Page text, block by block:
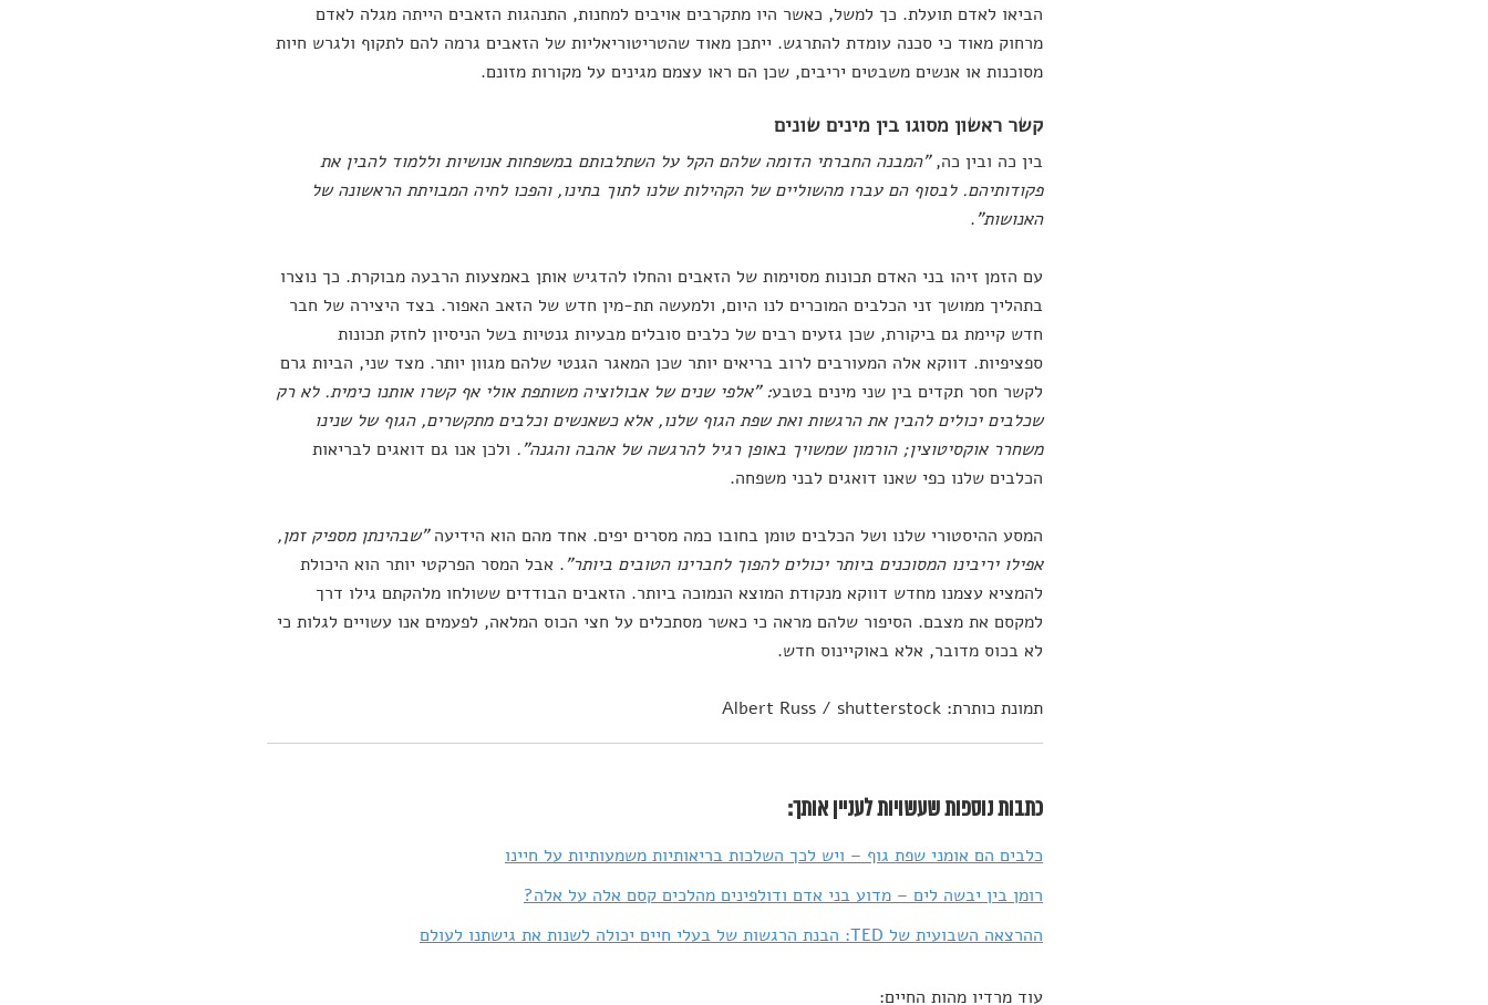
הביאו לאדם תועלת. כך למשל, כאשר היו מתקרבים אויבים למחנות, התנהגות הזאבים הייתה מגלה לאדם
מרחוק מאוד כי סכנה עומדת להתרגש. ייתכן מאוד שהטריטוריאליות של הזאבים גרמה להם לתקוף ולגרש חיות
מסוכנות או אנשים משבטים יריבים, שכן הם ראו עצמם מגינים על מקורות מזונם.
קשר ראשון מסוגו בין מינים שונים
בין כה ובין כה,"המבנה החברתי הדומה שלהם הקל על השתלבותם במשפחות אנושיות וללמוד להבין את
פקודותיהם. לבסוף הם עברו מהשוליים של הקהילות שלנו לתוך בתינו, והפכו לחיה המבויתת הראשונה של
האנושות".
עם הזמן זיהו בני האדם תכונות מסוימות של הזאבים והחלו להדגיש אותן באמצעות הרבעה מבוקרת. כך נוצרו
בתהליך ממושך זני הכלבים המוכרים לנו היום, ולמעשה תת-מין חדש של הזאב האפור. בצד היצירה של חבר
חדש קיימת גם ביקורת, שכן גזעים רבים של כלבים סובלים מבעיות גנטיות בשל הניסיון לחזק תכונות
ספציפיות. דווקא אלה המעורבים לרוב בריאים יותר שכן המאגר הגנטי שלהם מגוון יותר. מצד שני, הביות גרם
לקשר חסר תקדים בין שני מינים בטבע: "אלפי שנים של אבולוציה משותפת אולי אף קשרו אותנו כימית. לא רק
שכלבים יכולים להבין את הרגשות ואת שפת הגוף שלנו, אלא כשאנשים וכלבים מתקשרים, הגוף של שנינו
משחרר אוקסיטוצין; הורמון שמשויך באופן רגיל להרגשה של אהבה והגנה". ולכן אנו גם דואגים לבריאות
הכלבים שלנו כפי שאנו דואגים לבני משפחה.
המסע ההיסטורי שלנו ושל הכלבים טומן בחובו כמה מסרים יפים. אחד מהם הוא הידיעה"שבהינתן מספיק זמן,
אפילו יריבינו המסוכנים ביותר יכולים להפוך לחברינו הטובים ביותר". אבל המסר הפרקטי יותר הוא היכולת
להמציא עצמנו מחדש דווקא מנקודת המוצא הנמוכה ביותר. הזאבים הבודדים ששולחו מלהקתם גילו דרך
למקסם את מצבם. הסיפור שלהם מראה כי כאשר מסתכלים על חצי הכוס המלאה, לפעמים אנו עשויים לגלות כי
לא בכוס מדובר, אלא באוקיינוס חדש.
תמונת כותרת: Albert Russ / shutterstock
כתבות נוספות שעשויות לעניין אותך:
כלבים הם אומני שפת גוף – ויש לכך השלכות בריאותיות משמעותיות על חיינו
רומן בין יבשה לים – מדוע בני אדם ודולפינים מהלכים קסם אלה על אלה?
ההרצאה השבועית של TED: הבנת הרגשות של בעלי חיים יכולה לשנות את גישתנו לעולם
עוד מרדיו מהות החיים: